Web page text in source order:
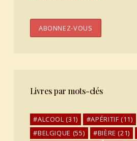
Livres par mots-clés
ALCOOL (31) APÉRITIF (11)
BELGIQUE (55) BIÈRE (21)